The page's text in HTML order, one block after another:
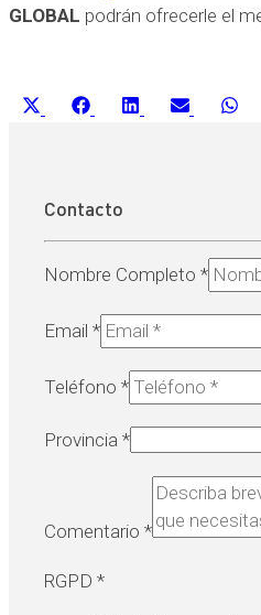
GLOBAL podrán ofrecerle el
CompartirCompartir
FacebookCompartir
LinkedInCompartir
Email
Contacto
Nombre Completo *
Email *
Teléfono *
Provincia *
Comentario *
RGPD *